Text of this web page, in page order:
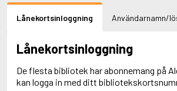
Lånekortsinloggning Användarnamn/
Lånekortsinloggning
De flesta bibliotek har abonnemang på
kan logga in med ditt